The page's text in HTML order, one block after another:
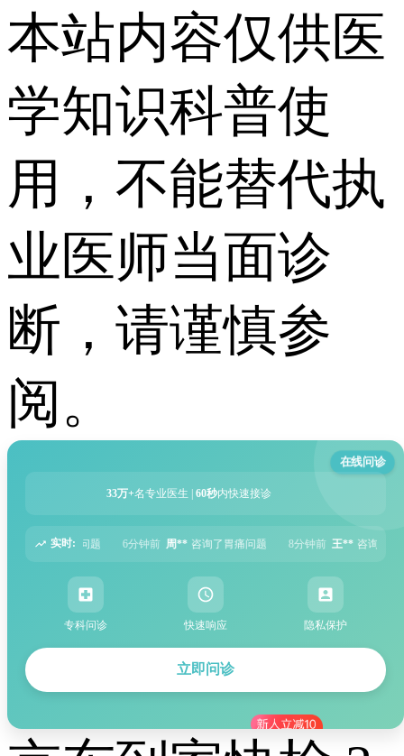
本站内容仅供医
学知识科普使
用，不能替代执
业医师当面诊
断，请谨慎参
阅。
在线问诊
33万+名专业医生 | 60秒内快速接诊
实时:
周** 咨询了胃痛问题 8分钟前 王** 咨询了头痛问题 12分钟前 刘**
专科问诊 快速响应 隐私保护
立即问诊